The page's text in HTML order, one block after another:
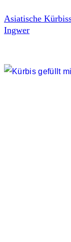
Asiatische
Ingwer